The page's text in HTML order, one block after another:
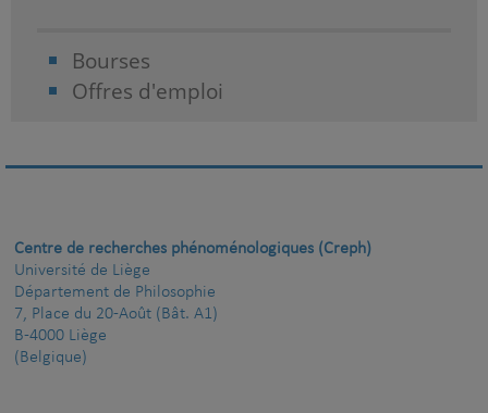
Bourses
Offres d'emploi
Centre de recherches phénoménologiques (Creph)
Université de Liège
Département de Philosophie
7, Place du 20-Août (Bât. A1)
B-4000 Liège
(Belgique)